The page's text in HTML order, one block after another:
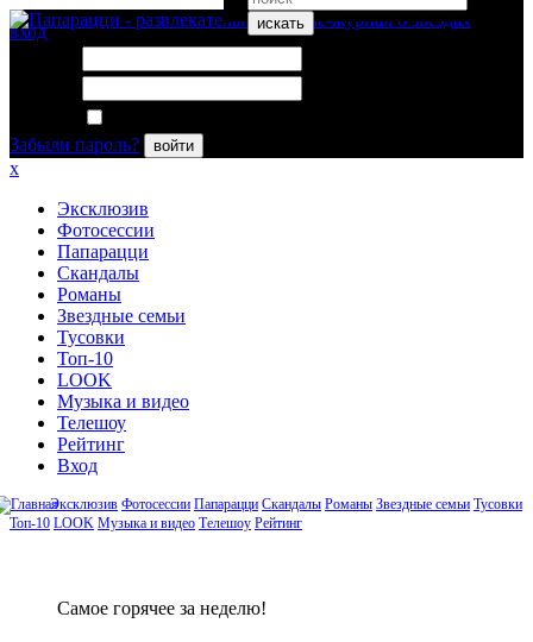
искать
вход
Забыли пароль?
войти
x
Эксклюзив
Фотосессии
Папарацци
Скандалы
Романы
Звездные семьи
Тусовки
Топ-10
LOOK
Музыка и видео
Телешоу
Рейтинг
Вход
Эксклюзив Фотосессии Папарацци Скандалы Романы Звездные семьи Тусовки
Топ-10 LOOK Музыка и видео Телешоу Рейтинг
Сaмое гoрячее за неделю!